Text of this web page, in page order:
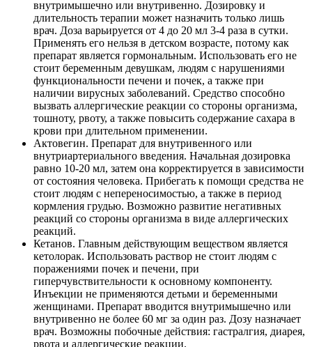
внутримышечно или внутривенно. Дозировку и
длительность терапии может назначить только лишь
врач. Доза варьируется от 4 до 20 мл 3-4 раза в сутки.
Применять его нельзя в детском возрасте, потому как
препарат является гормональным. Использовать его не
стоит беременным девушкам, людям с нарушениями
функциональности печени и почек, а также при
наличии вирусных заболеваний. Средство способно
вызвать аллергические реакции со стороны организма,
тошноту, рвоту, а также повысить содержание сахара в
крови при длительном применении.
Актовегин. Препарат для внутривенного или
внутриартериального введения. Начальная дозировка
равно 10-20 мл, затем она корректируется в зависимости
от состояния человека. Прибегать к помощи средства не
стоит людям с непереносимостью, а также в период
кормления грудью. Возможно развитие негативных
реакций со стороны организма в виде аллергических
реакций.
Кетанов. Главным действующим веществом является
кетолорак. Использовать раствор не стоит людям с
поражениями почек и печени, при
гиперчувствительности к основному компоненту.
Инъекции не применяются детьми и беременными
женщинами. Препарат вводится внутримышечно или
внутривенно не более 60 мг за один раз. Дозу назначает
врач. Возможны побочные действия: гастралгия, диарея,
рвота и аллергические реакции.